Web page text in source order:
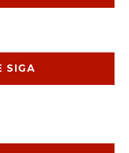
SIGA